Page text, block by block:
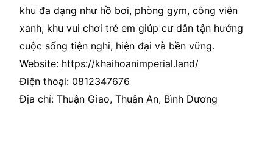
khu đa dạng như hồ bơi, phòng gym, công viên
xanh, khu vui chơi trẻ em giúp cư dân tận hưởng
cuộc sống tiện nghi, hiện đại và bền vững.
Website: https://khaihoanimperial.land/
Điện thoại: 0812347676
Địa chỉ: Thuận Giao, Thuận An, Bình Dương